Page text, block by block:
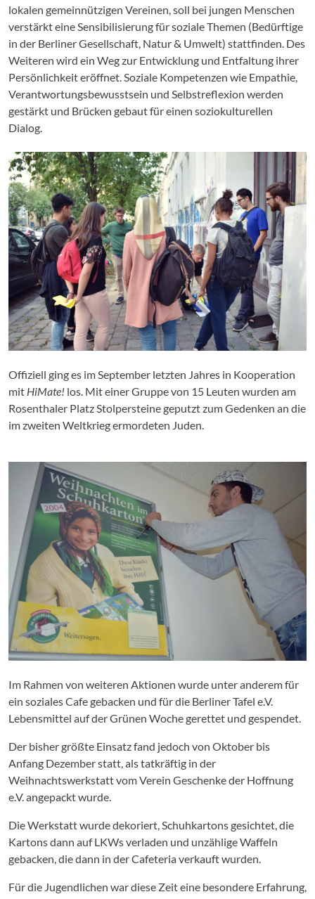
lokalen gemeinnützigen Vereinen, soll bei jungen Menschen
verstärkt eine Sensibilisierung für soziale Themen (Bedürftige
in der Berliner Gesellschaft, Natur & Umwelt) stattfinden. Des
Weiteren wird ein Weg zur Entwicklung und Entfaltung ihrer
Persönlichkeit eröffnet. Soziale Kompetenzen wie Empathie,
Verantwortungsbewusstsein und Selbstreflexion werden
gestärkt und Brücken gebaut für einen soziokulturellen
Dialog.
Offiziell ging es im September letzten Jahres in Kooperation
mit HiMate! los. Mit einer Gruppe von 15 Leuten wurden am
Rosenthaler Platz Stolpersteine geputzt zum Gedenken an die
im zweiten Weltkrieg ermordeten Juden.
Im Rahmen von weiteren Aktionen wurde unter anderem für
ein soziales Cafe gebacken und für die Berliner Tafel e.V.
Lebensmittel auf der Grünen Woche gerettet und gespendet.
Der bisher größte Einsatz fand jedoch von Oktober bis
Anfang Dezember statt, als tatkräftig in der
Weihnachtswerkstatt vom Verein Geschenke der Hoffnung
e.V. angepackt wurde.
Die Werkstatt wurde dekoriert, Schuhkartons gesichtet, die
Kartons dann auf LKWs verladen und unzählige Waffeln
gebacken, die dann in der Cafeteria verkauft wurden.
Für die Jugendlichen war diese Zeit eine besondere Erfahrung,